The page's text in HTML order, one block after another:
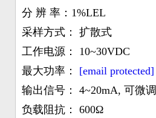
分 辨 率：1%LEL
采样方式： 扩散式
工作电源： 10~30VDC
最大功率： [email protected]
输出信号： 4~20mA, 可微调
负载阻抗： 600Ω